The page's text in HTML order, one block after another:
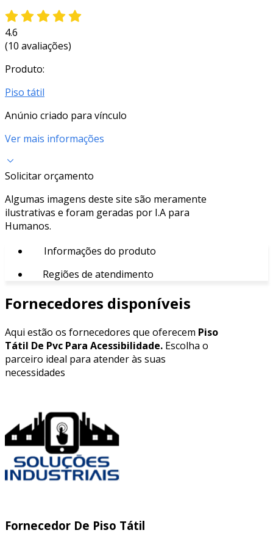
4.6
(10 avaliações)
Produto:
Piso tátil
Anúnio criado para vínculo
Ver mais informações
Solicitar orçamento
Algumas imagens deste site são meramente
ilustrativas e foram geradas por I.A para
Humanos.
Informações do produto
Regiões de atendimento
Fornecedores disponíveis
Aqui estão os fornecedores que oferecem Piso
Tátil De Pvc Para Acessibilidade. Escolha o
parceiro ideal para atender às suas
necessidades
Fornecedor De Piso Tátil